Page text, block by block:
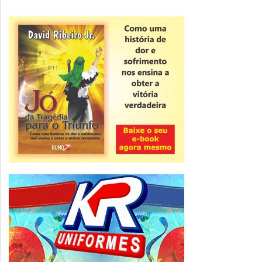
Novidade
CNPJ alfanumérico começa a ser emitido
nesta sexta
ver todas »